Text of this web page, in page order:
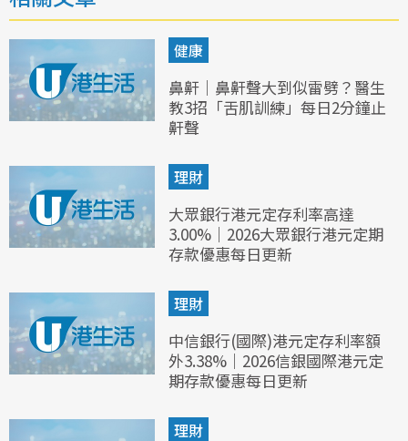
健康
鼻鼾｜鼻鼾聲大到似雷劈？醫生
教3招「舌肌訓練」每日2分鐘止
鼾聲
理財
大眾銀行港元定存利率高達
3.00%｜2026大眾銀行港元定期
存款優惠每日更新
理財
中信銀行(國際)港元定存利率額
外3.38%｜2026信銀國際港元定
期存款優惠每日更新
理財